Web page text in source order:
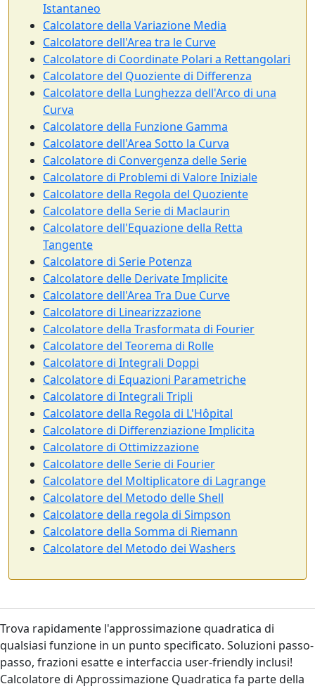
Istantaneo
Calcolatore della Variazione Media
Calcolatore dell'Area tra le Curve
Calcolatore di Coordinate Polari a Rettangolari
Calcolatore del Quoziente di Differenza
Calcolatore della Lunghezza dell'Arco di una
Curva
Calcolatore della Funzione Gamma
Calcolatore dell'Area Sotto la Curva
Calcolatore di Convergenza delle Serie
Calcolatore di Problemi di Valore Iniziale
Calcolatore della Regola del Quoziente
Calcolatore della Serie di Maclaurin
Calcolatore dell'Equazione della Retta
Tangente
Calcolatore di Serie Potenza
Calcolatore delle Derivate Implicite
Calcolatore dell'Area Tra Due Curve
Calcolatore di Linearizzazione
Calcolatore della Trasformata di Fourier
Calcolatore del Teorema di Rolle
Calcolatore di Integrali Doppi
Calcolatore di Equazioni Parametriche
Calcolatore di Integrali Tripli
Calcolatore della Regola di L'Hôpital
Calcolatore di Differenziazione Implicita
Calcolatore di Ottimizzazione
Calcolatore delle Serie di Fourier
Calcolatore del Moltiplicatore di Lagrange
Calcolatore del Metodo delle Shell
Calcolatore della regola di Simpson
Calcolatore della Somma di Riemann
Calcolatore del Metodo dei Washers
Trova rapidamente l'approssimazione quadratica di
qualsiasi funzione in un punto specificato. Soluzioni passo-
passo, frazioni esatte e interfaccia user-friendly inclusi!
Calcolatore di Approssimazione Quadratica fa parte della